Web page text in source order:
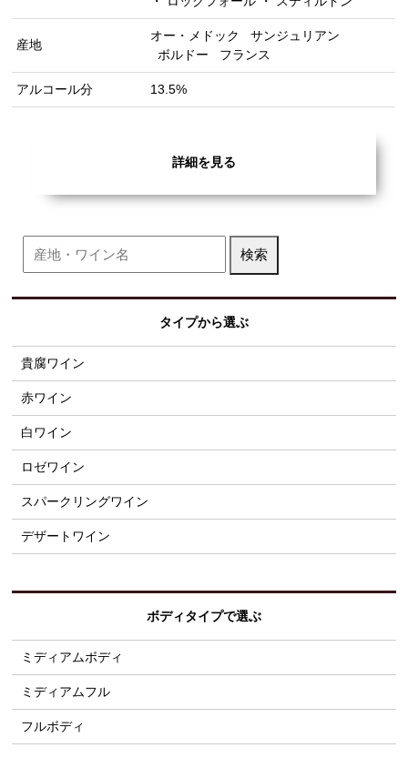
産地
オー・メドック
サンジュリアン
ボルドー
フランス
アルコール分 13.5%
詳細を見る
タイプから選ぶ
貴腐ワイン
赤ワイン
白ワイン
ロゼワイン
スパークリングワイン
デザートワイン
ボディタイプで選ぶ
ミディアムボディ
ミディアムフル
フルボディ